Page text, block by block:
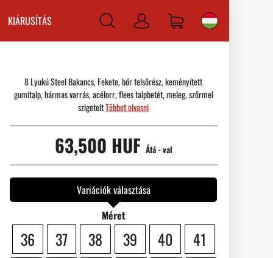
KIÁRUSÍTÁS Bejelentkezni
8 Lyukú Steel Bakancs, Fekete, bőr felsőrész, keményített
gumitalp, hármas varrás, acélorr, flees talpbetét, meleg, szőrmel
szigeteltTöbbet olvasni
63,500 HUF Áfá - val
Variációk választása
Méret
36 37 38 39 40
41